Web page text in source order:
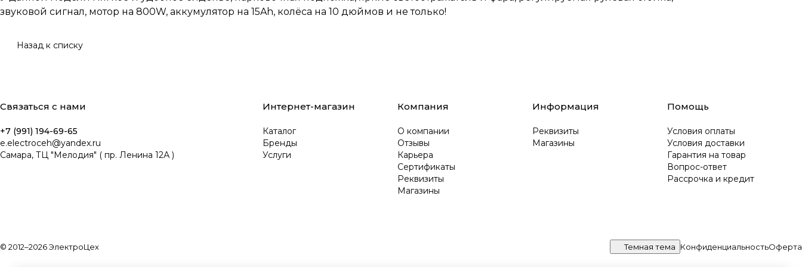
звуковой сигнал, мотор на 800W, аккумулятор на 15Ah, колёса на 10 дюймов и не только!
Назад к списку
Связаться с нами
+7 (991) 194-69-65
e.electroceh@yandex.ru
Самара, ТЦ "Мелодия" ( пр. Ленина 12А )
Интернет-магазин
Каталог
Бренды
Услуги
Компания
О компании
Отзывы
Карьера
Сертификаты
Реквизиты
Магазины
Информация
Реквизиты
Магазины
Помощь
Условия оплаты
Условия доставки
Гарантия на товар
Вопрос-ответ
Рассрочка и кредит
© 2012–2026 ЭлектроЦех Темная тема КонфиденциальностьОферта